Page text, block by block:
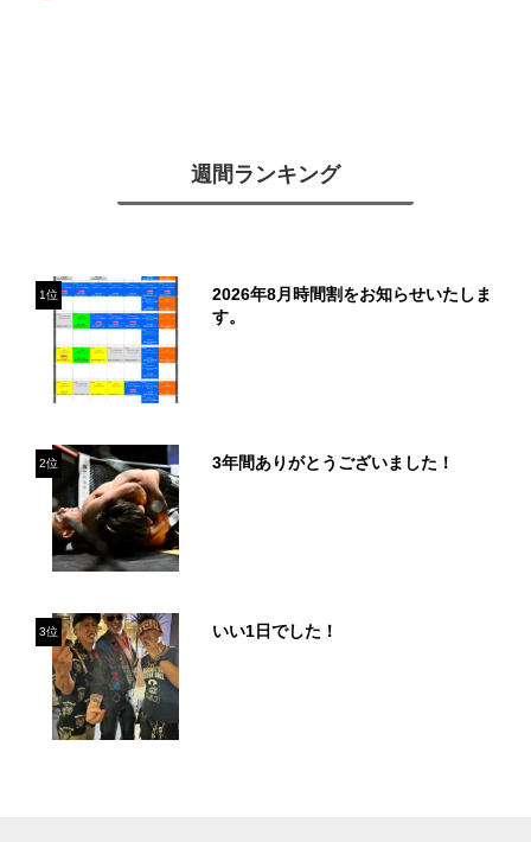
週間ランキング
1位
2026年8月時間割をお知らせいたしま
す。
2位 3年間ありがとうございました！
3位 いい1日でした！